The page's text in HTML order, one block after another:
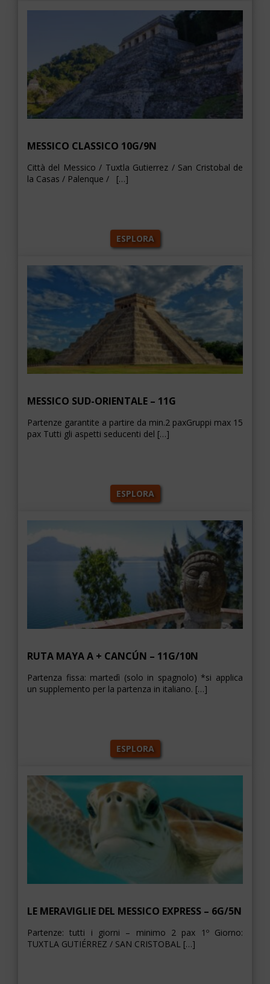
MESSICO CLASSICO 10G/9N
Città del Messico / Tuxtla Gutierrez / San Cristobal de
la Casas / Palenque / […]
ESPLORA
MESSICO SUD-ORIENTALE – 11G
Partenze garantite a partire da min.2 paxGruppi max 15
pax Tutti gli aspetti seducenti del […]
ESPLORA
RUTA MAYA A + CANCÚN – 11G/10N
Partenza fissa: martedì (solo in spagnolo) *si applica
un supplemento per la partenza in italiano. […]
ESPLORA
LE MERAVIGLIE DEL MESSICO EXPRESS – 6G/5N
Partenze: tutti i giorni – minimo 2 pax 1º Giorno:
TUXTLA GUTIÉRREZ / SAN CRISTOBAL […]